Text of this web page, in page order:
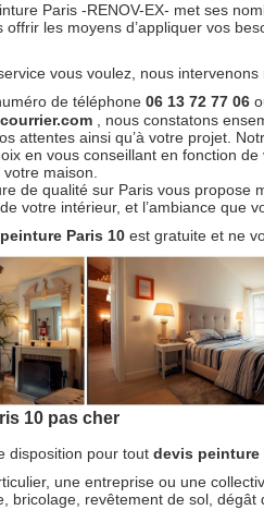
Paris -RENOV-EX- met ses
les moyens d’appliquer vos
vous voulez, nous
de téléphone 06 13 72 77 06
, nous constatons
attentes ainsi qu’à votre projet.
en vous conseillant en fonction
maison.
de qualité sur Paris vous propose
votre intérieur, et l’ambiance que
Paris 10 est gratuite et ne
10 pas cher
disposition pour tout devis peinture
une entreprise ou une
bricolage, revêtement de sol,